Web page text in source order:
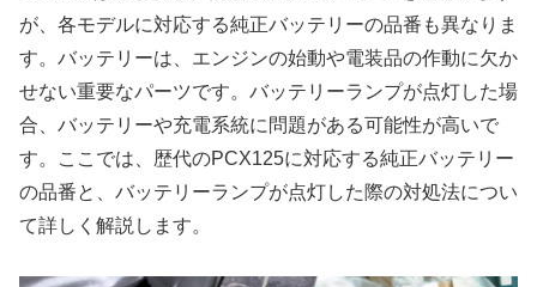
が、各モデルに対応する純正バッテリーの品番も異なりま
す。バッテリーは、エンジンの始動や電装品の作動に欠か
せない重要なパーツです。バッテリーランプが点灯した場
合、バッテリーや充電系統に問題がある可能性が高いで
す。ここでは、歴代のPCX125に対応する純正バッテリー
の品番と、バッテリーランプが点灯した際の対処法につい
て詳しく解説します。